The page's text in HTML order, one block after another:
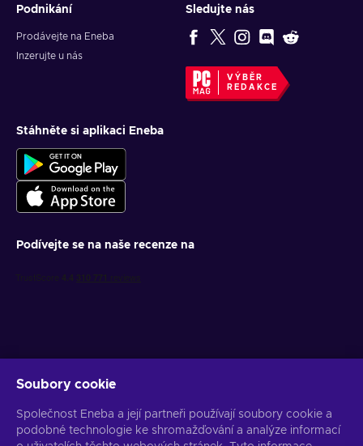
Podnikání
Prodávejte na Eneba
Inzerujte u nás
Sledujte nás
VÝBĚR
REDAKCE
Stáhněte si aplikaci Eneba
Podívejte se na naše recenze na
Získejte personalizované nabídky her
Předplatit
Soubory cookie
Společnost Eneba a její partneři používají soubory cookie a
podobné technologie ke shromažďování a analýze informací